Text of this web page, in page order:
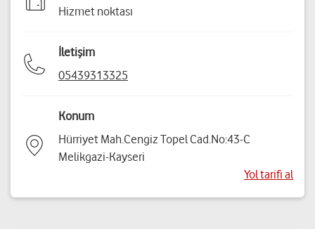
Hizmet noktası
İletişim
05439313325
Konum
Hürriyet Mah.Cengiz Topel Cad.No:43-C
Melikgazi-Kayseri
Yol tarifi al